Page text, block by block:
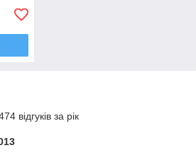
відгуків за рік